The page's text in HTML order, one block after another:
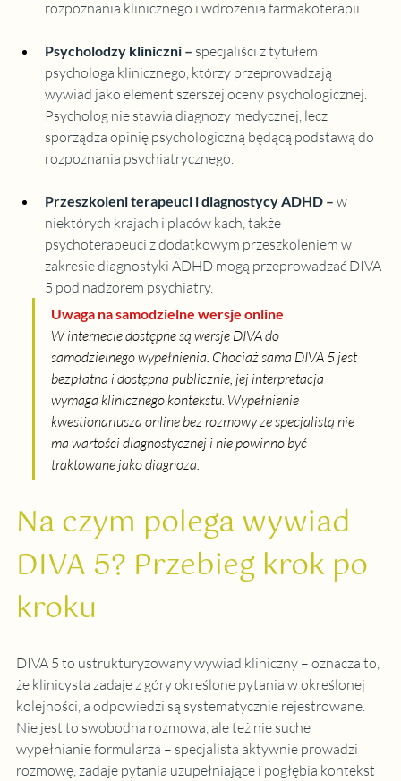
rozpoznania klinicznego i wdrożenia farmakoterapii.
Psycholodzy kliniczni – specjaliści z tytułem
psychologa klinicznego, którzy przeprowadzają
wywiad jako element szerszej oceny psychologicznej.
Psycholog nie stawia diagnozy medycznej, lecz
sporządza opinię psychologiczną będącą podstawą do
rozpoznania psychiatrycznego.
Przeszkoleni terapeuci i diagnostycy ADHD – w
niektórych krajach i placów kach, także
psychoterapeuci z dodatkowym przeszkoleniem w
zakresie diagnostyki ADHD mogą przeprowadzać DIVA
5 pod nadzorem psychiatry.
Uwaga na samodzielne wersje online
W internecie dostępne są wersje DIVA do
samodzielnego wypełnienia. Chociaż sama DIVA 5 jest
bezpłatna i dostępna publicznie, jej interpretacja
wymaga klinicznego kontekstu. Wypełnienie
kwestionariusza online bez rozmowy ze specjalistą nie
ma wartości diagnostycznej i nie powinno być
traktowane jako diagnoza.
Na czym polega wywiad
DIVA 5? Przebieg krok po
kroku
DIVA 5 to ustrukturyzowany wywiad kliniczny – oznacza to,
że klinicysta zadaje z góry określone pytania w określonej
kolejności, a odpowiedzi są systematycznie rejestrowane.
Nie jest to swobodna rozmowa, ale też nie suche
wypełnianie formularza – specjalista aktywnie prowadzi
rozmowę, zadaje pytania uzupełniające i pogłębia kontekst